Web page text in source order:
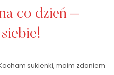
co dzień –
sukienki, moim zdaniem